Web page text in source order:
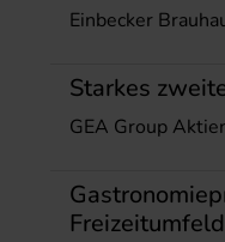
Einbecker
Starkes
GEA Group
Freizeitumfeld